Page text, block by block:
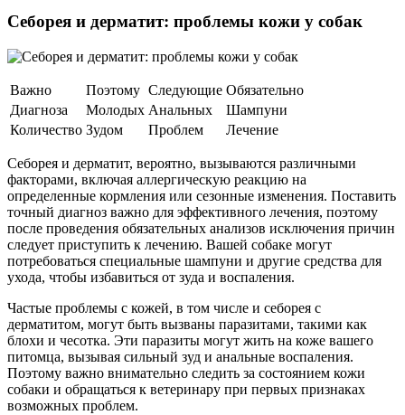
Себорея и дерматит: проблемы кожи у собак
Важно Поэтому Следующие Обязательно
Диагноза
Молодых Анальных
Шампуни
Количество Зудом Проблем Лечение
Себорея и дерматит, вероятно, вызываются различными
факторами, включая аллергическую реакцию на
определенные кормления или сезонные изменения. Поставить
точный диагноз важно для эффективного лечения, поэтому
после проведения обязательных анализов исключения причин
следует приступить к лечению. Вашей собаке могут
потребоваться специальные шампуни и другие средства для
ухода, чтобы избавиться от зуда и воспаления.
Частые проблемы с кожей, в том числе и себорея с
дерматитом, могут быть вызваны паразитами, такими как
блохи и чесотка. Эти паразиты могут жить на коже вашего
питомца, вызывая сильный зуд и анальные воспаления.
Поэтому важно внимательно следить за состоянием кожи
собаки и обращаться к ветеринару при первых признаках
возможных проблем.